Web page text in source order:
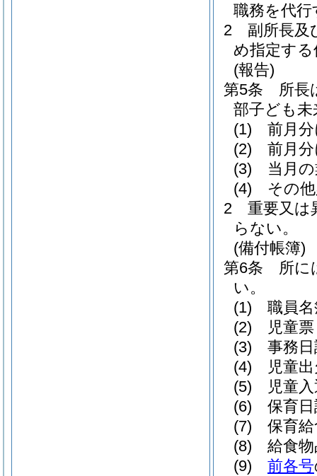
職務を代行
2
副所長及
め指定す
(報告)
第5条
所長
部子ども
(1)
前月
(2)
前月
(3)
当月
(4)
その
2
重要又は
らない。
(備付帳簿)
第6条
所に
い。
(1)
職員
(2)
児童票
(3)
事務
(4)
児童
(5)
児童
(6)
保育
(7)
保育
(8)
給食
(9)
前各号